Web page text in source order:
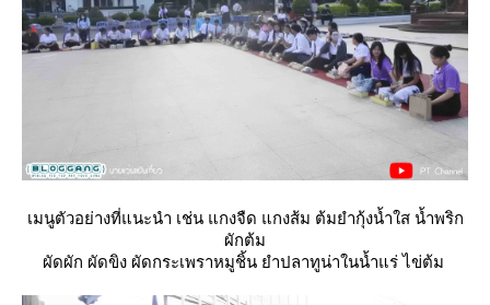
เมนูตัวอย่างที่แนะนำ เช่น แกงจืด แกงส้ม ต้มยำกุ้งน้ำใส น้ำพริก
ผักต้ม
ผัดผัก ผัดขิง ผัดกระเพราหมูชิ้น ยำปลาทูน่าในน้ำแร่ ไข่ต้ม